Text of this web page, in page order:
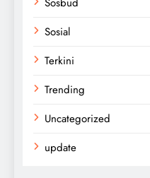
Sosial
Terkini
Trending
Uncategorized
update